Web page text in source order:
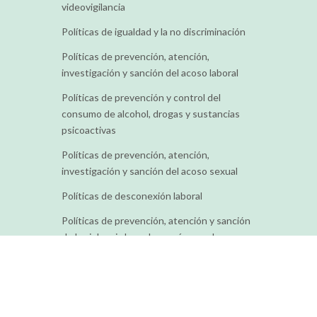
videovigilancia
Políticas de igualdad y la no discriminación
Políticas de prevención, atención,
investigación y sanción del acoso laboral
Políticas de prevención y control del
consumo de alcohol, drogas y sustancias
psicoactivas
Políticas de prevención, atención,
investigación y sanción del acoso sexual
Políticas de desconexión laboral
Políticas de prevención, atención y sanción
de la violencia basada en género y la